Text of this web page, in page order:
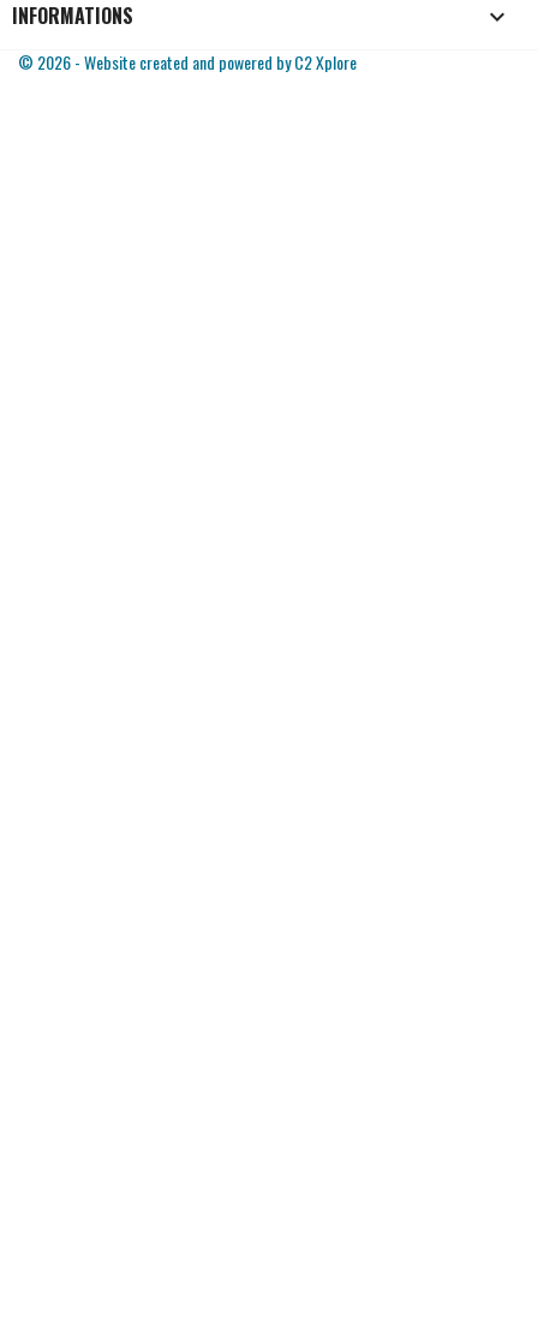
INFORMATIONS keyboard_arrow_down
© 2026 - Website created and powered by C2 Xplore